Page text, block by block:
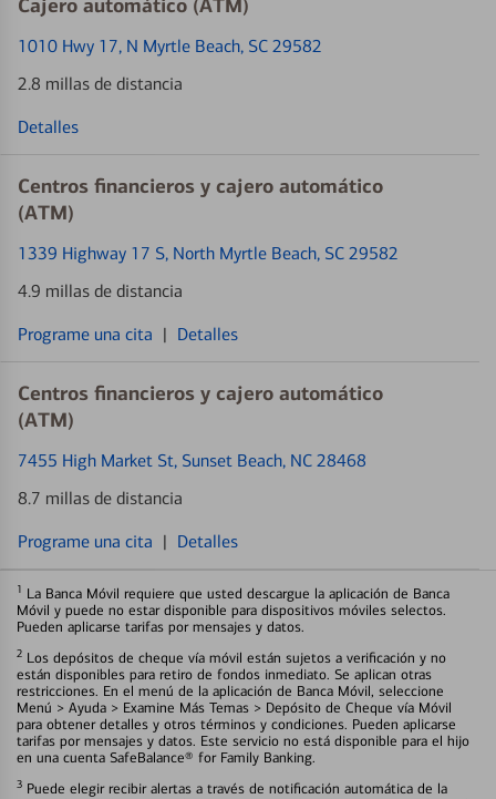
Cajero automático (ATM)
1010 Hwy 17, N Myrtle Beach, SC 29582
2.8 millas de distancia
Detalles
Centros financieros y cajero automático
(ATM)
1339 Highway 17 S, North Myrtle Beach, SC 29582
4.9 millas de distancia
Programe una cita | Detalles
Centros financieros y cajero automático
(ATM)
7455 High Market St, Sunset Beach, NC 28468
8.7 millas de distancia
Programe una cita | Detalles
1 La Banca Móvil requiere que usted descargue la aplicación de Banca
Móvil y puede no estar disponible para dispositivos móviles selectos.
Pueden aplicarse tarifas por mensajes y datos.
2 Los depósitos de cheque vía móvil están sujetos a verificación y no
están disponibles para retiro de fondos inmediato. Se aplican otras
restricciones. En el menú de la aplicación de Banca Móvil, seleccione
Menú > Ayuda > Examine Más Temas > Depósito de Cheque vía Móvil
para obtener detalles y otros términos y condiciones. Pueden aplicarse
tarifas por mensajes y datos. Este servicio no está disponible para el hijo
en una cuenta SafeBalance® for Family Banking.
3 Puede elegir recibir alertas a través de notificación automática de la